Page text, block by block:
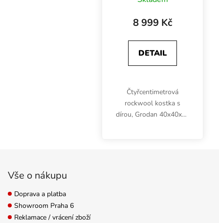
KS
8 999 Kč
DETAIL
Čtyřcentimetrová
rockwool kostka s
dírou, Grodan 40x40x40
Vše o nákupu
Doprava a platba
Showroom Praha 6
Reklamace / vrácení zboží